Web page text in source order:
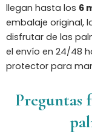
llegan hasta los 6
embalaje original,
disfrutar de las
el envío en 24/48
protector para
Preguntas